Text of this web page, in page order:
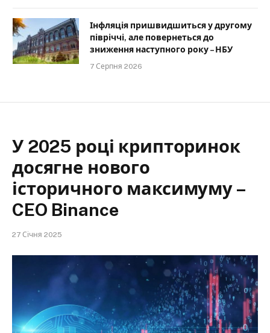
Інфляція пришвидшиться у другому
півріччі, але повернеться до
зниження наступного року – НБУ
7 Серпня 2026
У 2025 році крипторинок
досягне нового
історичного максимуму –
CEO Binance
27 Січня 2025